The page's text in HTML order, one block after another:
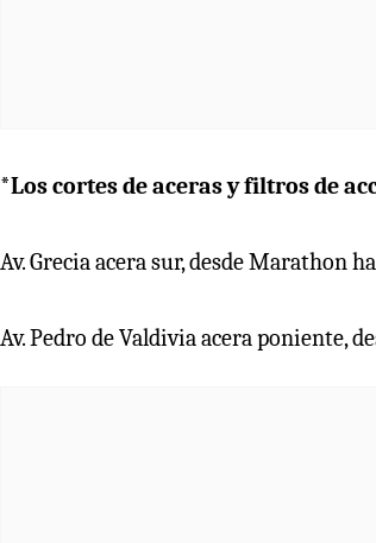
*Los cortes de aceras y filtros de
Av. Grecia acera sur, desde Marathon
Av. Pedro de Valdivia acera poniente,